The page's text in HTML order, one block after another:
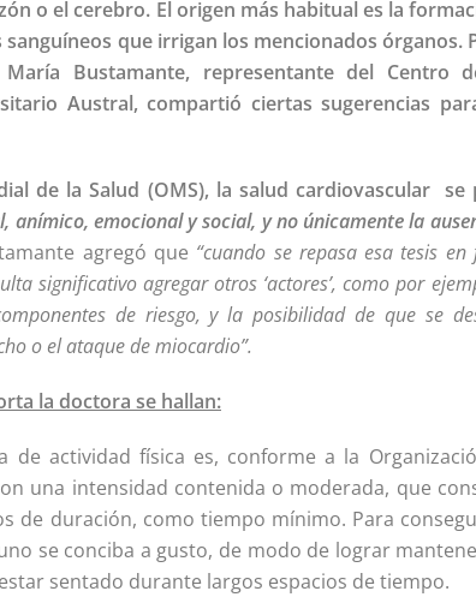
o el cerebro. El origen más habitual es la
sanguíneos que irrigan los mencionados órganos.
Bustamante, representante del Centro
Austral, compartió ciertas sugerencias
de la Salud (OMS), la salud cardiovascular se
emocional y social, y no únicamente la
agregó que “cuando se repasa esa tesis
significativo agregar otros ‘actores’, como por
de riesgo, y la posibilidad de que se
o el ataque de miocardio”.
la doctora se hallan:
de actividad física es, conforme a la
una intensidad contenida o moderada, que
de duración, como tiempo mínimo. Para
se conciba a gusto, de modo de lograr
sentado durante largos espacios de tiempo.